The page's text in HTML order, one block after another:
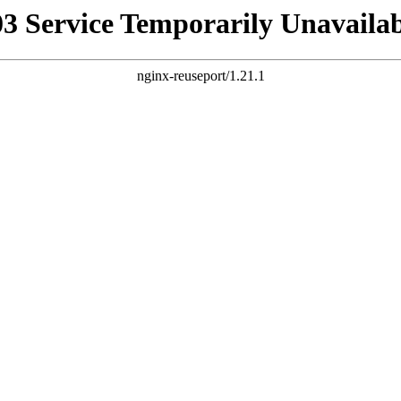
Service Temporarily
nginx-reuseport/1.21.1